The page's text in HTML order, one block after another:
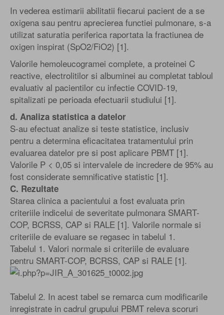
In vederea estimarii abilitatii fiecarui pacient de a se
oxigena sau pentru aprecierea functiei pulmonare, s-a
utilizat saturatia periferica raportata la fractiunea de
oxigen inspirat (SpO2/FiO2) [1].
Valorile hemoleucogramei complete, a proteinei C
reactive, electrolitilor si albuminei au completat tabloul
evaluativ al pacientilor cu infectie COVID-19,
spitalizati pe perioada efectuarii studiului [1].
d. Analiza statistica a datelor
S-au efectuat analize si teste statistice, inclusiv
pentru a determina eficacitatea tratamentului prin
evaluarea datelor pre si post aplicare PBMT [1].
Valorile P < 0,05 si intervalele de incredere de 95% au
fost considerate semnificative statistic [1].
C. Rezultate
Starea clinica a pacientului a fost evaluata prin
criteriile indicelui de severitate pulmonara SMART-
COP, BCRSS, CAP si RALE [1]. Valorile normale si
criteriile de evaluare se regasec in tabelul 1.
Tabelul 1. Valori normale si criteriile de evaluare
pentru SMART-COP, BCRSS, CAP si RALE [1].
Tabelul 2. In acest tabel se remarca cum modificarile
inregistrate in cadrul grupului PBMT releva scoruri